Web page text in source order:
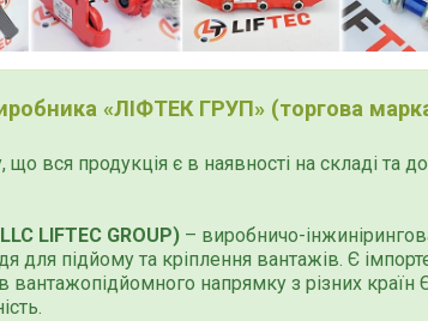
«ЛІФТЕК ГРУП» (торгова
вся продукція є в наявності на складі та
LIFTEC GROUP) – виробничо-
для підйому та кріплення вантажів. Є
вантажопідйомного напрямку з різних країн